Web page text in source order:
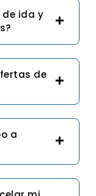
de ida y
de
a